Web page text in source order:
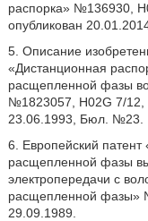
распорка» №136930,
опубликован
5. Описание
«Дистанционная
расщепленной фазы
№1823057, H02G 7/12,
23.06.1993, Бюл. №23.
6. Европейский
расщепленной фазы
электропередачи с
расщепленной фазы»
29.09.1989.